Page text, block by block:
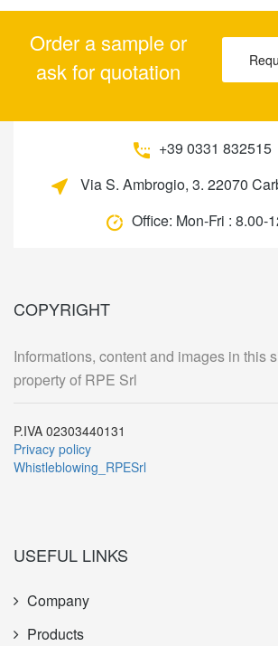
Order a sample or
ask for quotation
+39 0331 832515
Via S. Ambrogio, 3. 22070
Office: Mon-Fri : 8.00-
COPYRIGHT
Informations, content and images in this
property of RPE Srl
P.IVA 02303440131
Privacy policy
Whistleblowing_RPESrl
USEFUL LINKS
Company
Products